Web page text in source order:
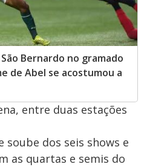
Bernardo no gramado
de Abel se acostumou a
entre duas estações
soube dos seis shows e
as quartas e semis do